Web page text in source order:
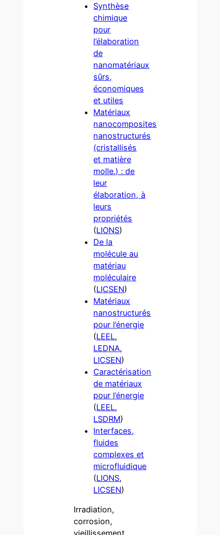
Synthèse
chimique
pour
l’élaboration
de
nanomatériaux
sûrs,
économiques
et utiles
Matériaux
nanocomposites
nanostructurés
(cristallisés
et matière
molle.) : de
leur
élaboration, à
leurs
propriétés
(LIONS)
De la
molécule au
matériau
moléculaire
(LICSEN)
Matériaux
nanostructurés
pour l’énergie
(LEEL,
LEDNA,
LICSEN)
Caractérisation
de matériaux
pour l’énergie
(LEEL,
LSDRM)
Interfaces,
fluides
complexes et
microfluidique
(LIONS,
LICSEN)
Irradiation,
corrosion,